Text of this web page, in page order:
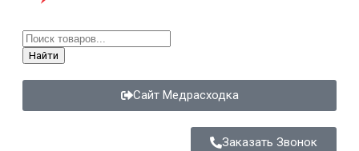
Найти
Сайт Медрасходка
Заказать Звонок